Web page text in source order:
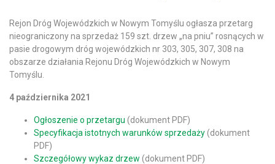
Rejon Dróg Wojewódzkich w Nowym Tomyślu ogłasza przetarg
nieograniczony na sprzedaż 159 szt. drzew „na pniu” rosnących w
pasie drogowym dróg wojewódzkich nr 303, 305, 307, 308 na
obszarze działania Rejonu Dróg Wojewódzkich w Nowym
Tomyślu.
4 października 2021
Ogłoszenie o przetargu (dokument PDF)
Specyfikacja istotnych warunków sprzedaży(dokument
PDF)
Szczegółowy wykaz drzew (dokument PDF)